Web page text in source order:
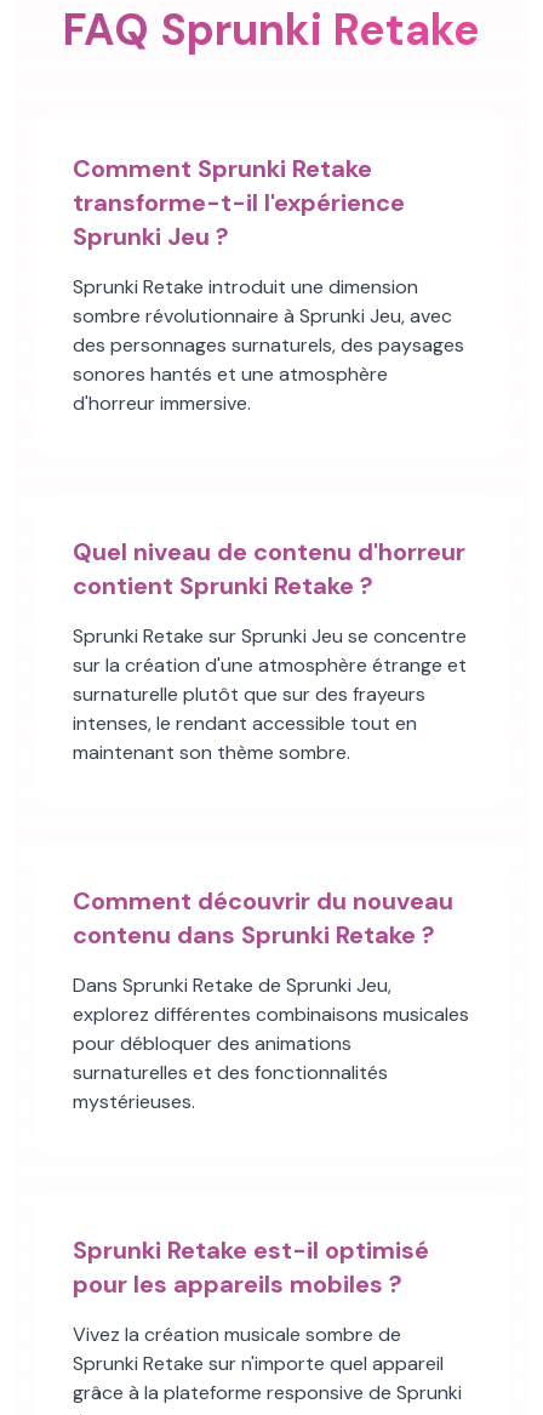
FAQ Sprunki Retake
Comment Sprunki Retake
transforme-t-il l'expérience
Sprunki Jeu ?
Sprunki Retake introduit une dimension
sombre révolutionnaire à Sprunki Jeu, avec
des personnages surnaturels, des paysages
sonores hantés et une atmosphère
d'horreur immersive.
Quel niveau de contenu d'horreur
contient Sprunki Retake ?
Sprunki Retake sur Sprunki Jeu se concentre
sur la création d'une atmosphère étrange et
surnaturelle plutôt que sur des frayeurs
intenses, le rendant accessible tout en
maintenant son thème sombre.
Comment découvrir du nouveau
contenu dans Sprunki Retake ?
Dans Sprunki Retake de Sprunki Jeu,
explorez différentes combinaisons musicales
pour débloquer des animations
surnaturelles et des fonctionnalités
mystérieuses.
Sprunki Retake est-il optimisé
pour les appareils mobiles ?
Vivez la création musicale sombre de
Sprunki Retake sur n'importe quel appareil
grâce à la plateforme responsive de Sprunki